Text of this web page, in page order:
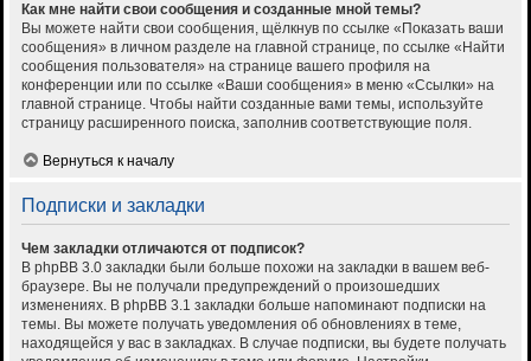
Как мне найти свои сообщения и созданные мной темы?
Вы можете найти свои сообщения, щёлкнув по ссылке «Показать ваши
сообщения» в личном разделе на главной странице, по ссылке «Найти
сообщения пользователя» на странице вашего профиля на
конференции или по ссылке «Ваши сообщения» в меню «Ссылки» на
главной странице. Чтобы найти созданные вами темы, используйте
страницу расширенного поиска, заполнив соответствующие поля.
Вернуться к началу
Подписки и закладки
Чем закладки отличаются от подписок?
В phpBB 3.0 закладки были больше похожи на закладки в вашем веб-
браузере. Вы не получали предупреждений о произошедших
изменениях. В phpBB 3.1 закладки больше напоминают подписки на
темы. Вы можете получать уведомления об обновлениях в теме,
находящейся у вас в закладках. В случае подписки, вы будете получать